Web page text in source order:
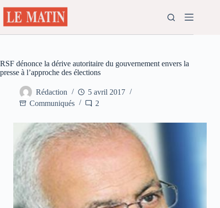
au
contenu
RSF dénonce la dérive autoritaire du gouvernement envers la
presse à l’approche des élections
Rédaction
5 avril 2017
Communiqués
2